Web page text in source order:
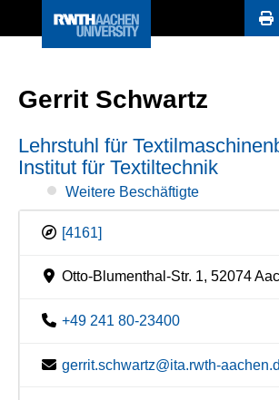
Gerrit Schwartz
Lehrstuhl für
Institut für Textiltechnik
Weitere Beschäftigte
[4161]
Otto-Blumenthal-Str. 1, 52074
+49 241 80-23400
gerrit.schwartz@ita.rwth-